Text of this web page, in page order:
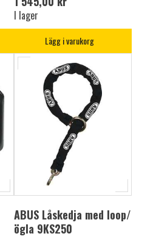
I lager
Lägg i varukorg
ABUS Låskedja med loop/
ögla 9KS250